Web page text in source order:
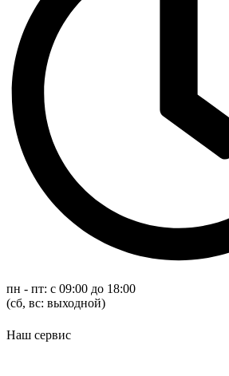
пн - пт: с 09:00 до 18:00
(cб, вс: выходной)
Наш сервис